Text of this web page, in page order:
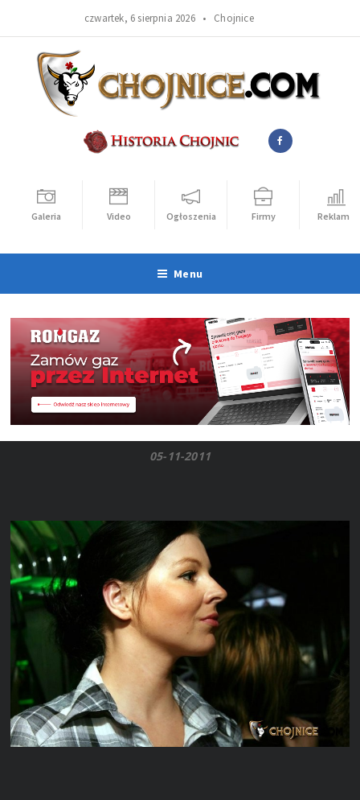
czwartek, 6 sierpnia 2026 • Chojnice
Galeria Video Ogłoszenia Firmy Reklama
Menu
05-11-2011